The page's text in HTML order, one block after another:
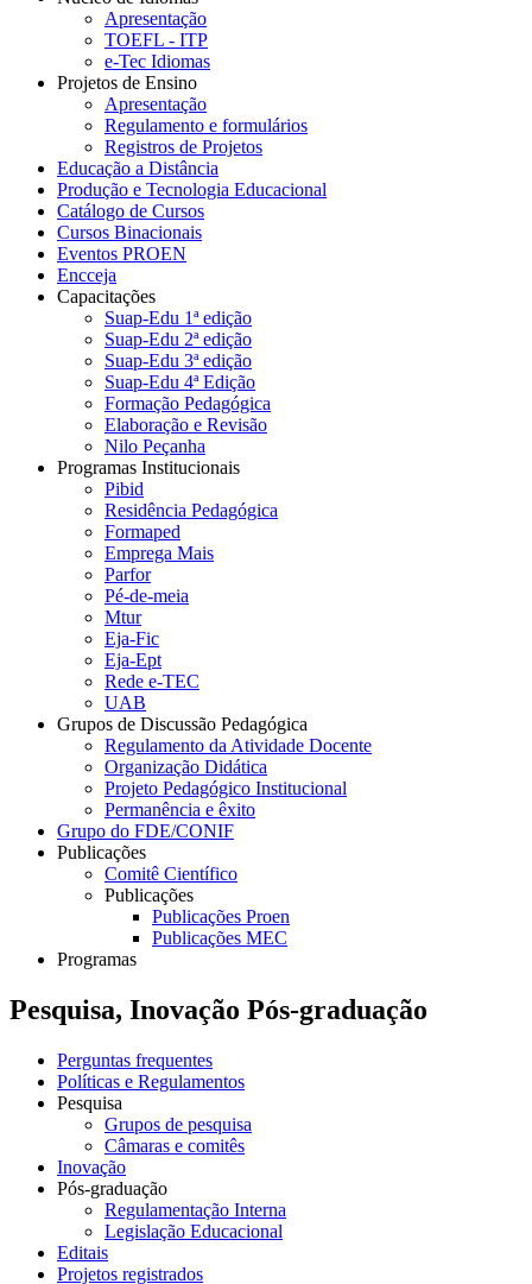
Apresentação
TOEFL - ITP
e-Tec Idiomas
Projetos de Ensino
Apresentação
Regulamento e formulários
Registros de Projetos
Educação a Distância
Produção e Tecnologia Educacional
Catálogo de Cursos
Cursos Binacionais
Eventos PROEN
Encceja
Capacitações
Suap-Edu 1ª edição
Suap-Edu 2ª edição
Suap-Edu 3ª edição
Suap-Edu 4ª Edição
Formação Pedagógica
Elaboração e Revisão
Nilo Peçanha
Programas Institucionais
Pibid
Residência Pedagógica
Formaped
Emprega Mais
Parfor
Pé-de-meia
Mtur
Eja-Fic
Eja-Ept
Rede e-TEC
UAB
Grupos de Discussão Pedagógica
Regulamento da Atividade Docente
Organização Didática
Projeto Pedagógico Institucional
Permanência e êxito
Grupo do FDE/CONIF
Publicações
Comitê Científico
Publicações
Publicações Proen
Publicações MEC
Programas
Pesquisa, Inovação Pós-graduação
Perguntas frequentes
Políticas e Regulamentos
Pesquisa
Grupos de pesquisa
Câmaras e comitês
Inovação
Pós-graduação
Regulamentação Interna
Legislação Educacional
Editais
Projetos registrados